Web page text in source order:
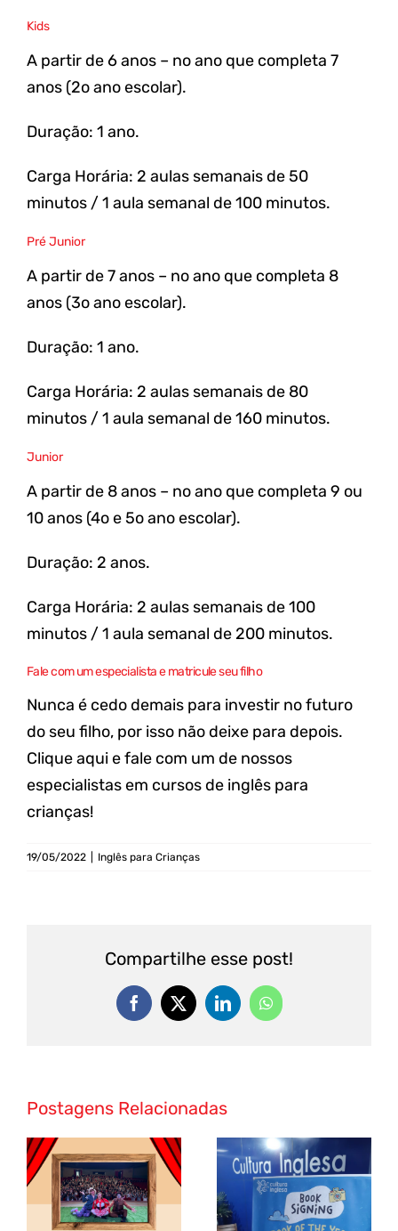
Kids
A partir de 6 anos – no ano que completa 7
anos (2o ano escolar).
Duração: 1 ano.
Carga Horária: 2 aulas semanais de 50
minutos / 1 aula semanal de 100 minutos.
Pré Junior
A partir de 7 anos – no ano que completa 8
anos (3o ano escolar).
Duração: 1 ano.
Carga Horária: 2 aulas semanais de 80
minutos / 1 aula semanal de 160 minutos.
Junior
A partir de 8 anos – no ano que completa 9 ou
10 anos (4o e 5o ano escolar).
Duração: 2 anos.
Carga Horária: 2 aulas semanais de 100
minutos / 1 aula semanal de 200 minutos.
Fale com um especialista e matricule seu filho
Nunca é cedo demais para investir no futuro
do seu filho, por isso não deixe para depois.
Clique aquie fale com um de nossos
especialistas em cursos de inglês para
crianças!
19/05/2022 Inglês para Crianças
Compartilhe esse post!
Postagens Relacionadas